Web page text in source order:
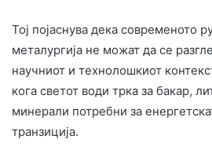
Тој појаснува дека современото
металургија не можат да се
научниот и технолошкиот
кога светот води трка за бакар,
минерали потребни за
транзиција.